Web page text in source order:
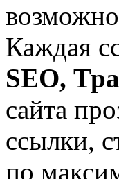
Каждая
SEO,
сайта
ссылки,
по